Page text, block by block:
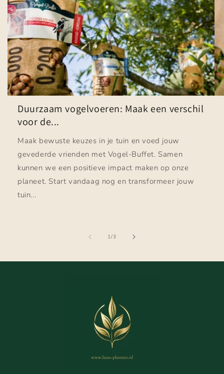
Duurzaam vogelvoeren: Maak een verschil
voor de...
Maak bewuste keuzes in je tuin en voed jouw
gevederde vrienden met Vogel-Buffet. Samen
kunnen we een positieve impact maken op onze
planeet. Start vandaag nog en transformeer jouw
tuin...
1/van
3